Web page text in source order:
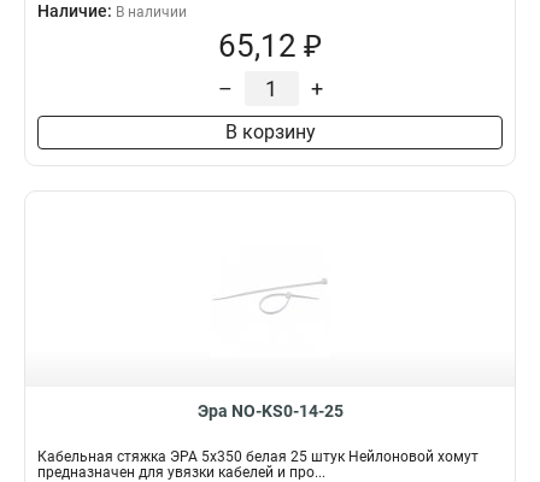
Наличие: В наличии
65,12 ₽
– +
В корзину
Эра NO-KS0-14-25
Кабельная стяжка ЭРА 5х350 белая 25 штук Нейлоновой хомут
предназначен для увязки кабелей и про...